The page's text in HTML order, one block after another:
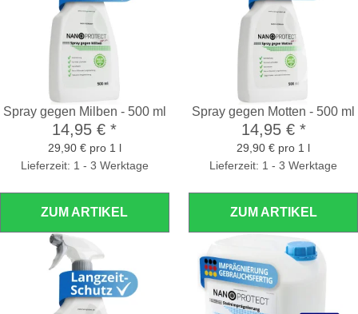
Spray gegen Milben - 500 ml
14,95 €*
29,90 € pro 1 l
Lieferzeit: 1 - 3 Werktage
ZUM ARTIKEL
Spray gegen Motten - 500 ml
14,95 € *
29,90 € pro 1 l
Lieferzeit: 1 - 3 Werktage
ZUM ARTIKEL